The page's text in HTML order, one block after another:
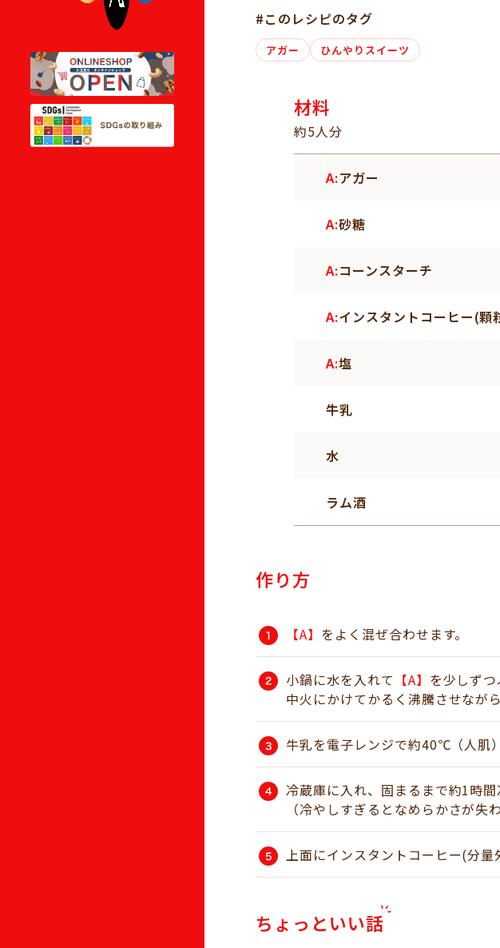
#このレシピのタグ
アガー ひんやりスイーツ
材料
約5人分
A:アガー
A:砂糖
A:コーンスターチ
A:インスタントコーヒー(顆
A:塩
牛乳
水
ラム酒
作り方
【A】 をよく混ぜ合わせます。
小鍋に水を入れて 【A】 を少しずつ
中火にかけてかるく沸騰させなが
牛乳を電子レンジで約40℃（人肌
冷蔵庫に入れ、固まるまで約1時間
（冷やしすぎるとなめらかさが失
上面にインスタントコーヒー(分量
ちょっといい話